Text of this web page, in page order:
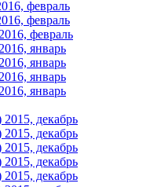
февраль
февраль
февраль
январь
январь
январь
январь
декабрь
декабрь
декабрь
декабрь
декабрь